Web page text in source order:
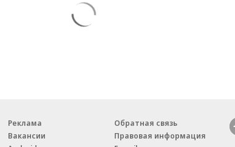
Реклама
Вакансии
Обратная связь
Правовая информация